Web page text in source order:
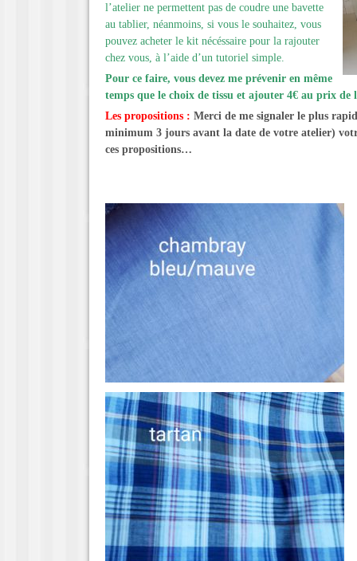
l’atelier ne permettent pas de coudre une bavette
au tablier, néanmoins, si vous le souhaitez, vous
pouvez acheter le kit nécéssaire pour la rajouter
chez vous, à l’aide d’un tutoriel simple.
Pour ce faire, vous devez me prévenir en même
temps que le choix de tissu et ajouter 4€ au prix de
Les propositions : Merci de me signaler le plus
minimum 3 jours avant la date de votre atelier)
ces propositions…